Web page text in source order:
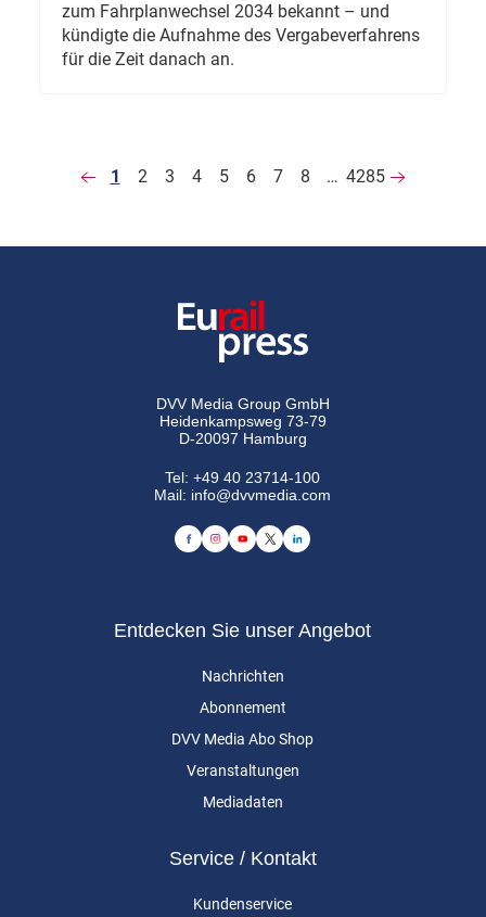
zum Fahrplanwechsel 2034 bekannt – und
kündigte die Aufnahme des Vergabeverfahrens
für die Zeit danach an.
1 2 3 4 5 6 7 8 … 4285
DVV Media Group GmbH
Heidenkampsweg 73-79
D-20097 Hamburg
Tel:+49 40 23714-100
Mail: info@dvvmedia.com
Entdecken Sie unser Angebot
Nachrichten
Abonnement
DVV Media Abo Shop
Veranstaltungen
Mediadaten
Service / Kontakt
Kundenservice